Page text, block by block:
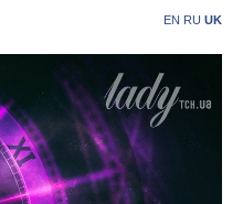
EN RU UK